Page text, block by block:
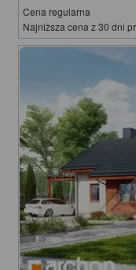
Cena regularna
Najniższa cena z 30 dni